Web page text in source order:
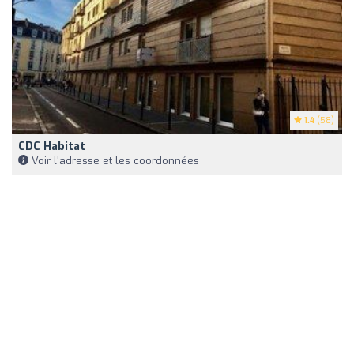
1.4 (58)
CDC Habitat
Voir l'adresse et les coordonnées